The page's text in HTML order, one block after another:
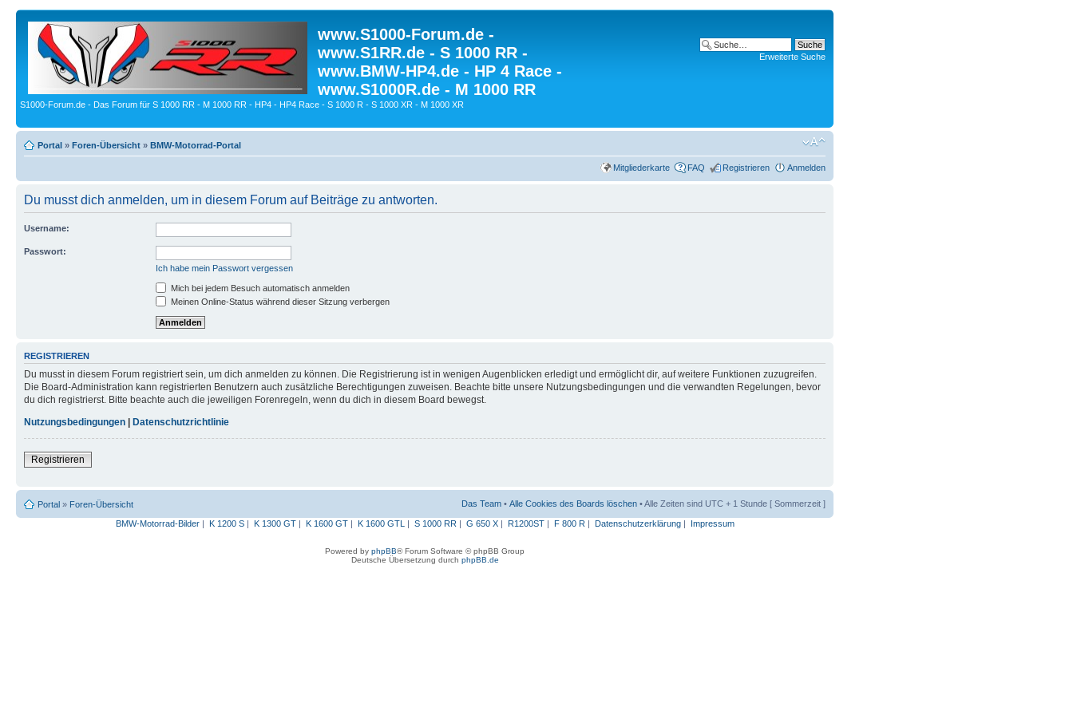
www.S1000-Forum.de -
www.S1RR.de - S 1000 RR -
www.BMW-HP4.de - HP 4 Race -
www.S1000R.de - M 1000 RR
S1000-Forum.de - Das Forum für S 1000 RR - M 1000 RR - HP4 - HP4 Race - S 1000 R - S 1000 XR - M 1000 XR
Erweiterte Suche
Portal » Foren-Übersicht » BMW-Motorrad-Portal
Mitgliederkarte FAQ Registrieren Anmelden
Du musst dich anmelden, um in diesem Forum auf Beiträge zu antworten.
Username:
Passwort:
Ich habe mein Passwort vergessen
Mich bei jedem Besuch automatisch anmelden
Meinen Online-Status während dieser Sitzung verbergen
REGISTRIEREN
Du musst in diesem Forum registriert sein, um dich anmelden zu können. Die Registrierung ist in wenigen Augenblicken erledigt und ermöglicht dir, auf weitere Funktionen zuzugreifen.
Die Board-Administration kann registrierten Benutzern auch zusätzliche Berechtigungen zuweisen. Beachte bitte unsere Nutzungsbedingungen und die verwandten Regelungen, bevor
du dich registrierst. Bitte beachte auch die jeweiligen Forenregeln, wenn du dich in diesem Board bewegst.
Nutzungsbedingungen
Datenschutzrichtlinie
Registrieren
Portal » Foren-Übersicht Das Team • Alle Cookies des Boards löschen • Alle Zeiten sind UTC + 1 Stunde [ Sommerzeit ]
BMW-Motorrad-Bilder| K 1200 S| K 1300 GT| K 1600 GT| K 1600 GTL | S 1000 RR | G 650 X| R1200ST| F 800 R | Datenschutzerklärung| Impressum
Powered by phpBB® Forum Software © phpBB Group
Deutsche Übersetzung durch phpBB.de